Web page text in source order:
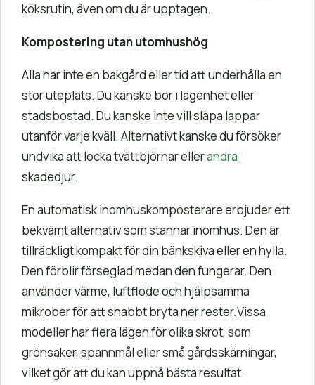
köksrutin, även om du är upptagen.
Kompostering utan utomhushög
Alla har inte en bakgård eller tid att underhålla en
stor uteplats. Du kanske bor i lägenhet eller
stadsbostad. Du kanske inte vill släpa lappar
utanför varje kväll. Alternativt kanske du försöker
undvika att locka tvättbjörnar ellerandra
skadedjur.
En automatisk inomhuskomposterare erbjuder ett
bekvämt alternativ som stannar inomhus. Den är
tillräckligt kompakt för din bänkskiva eller en hylla.
Den förblir förseglad medan den fungerar. Den
använder värme, luftflöde och hjälpsamma
mikrober för att snabbt bryta ner rester.Vissa
modeller har flera lägen för olika skrot, som
grönsaker, spannmål eller små gårdsskärningar,
vilket gör att du kan uppnå bästa resultat.